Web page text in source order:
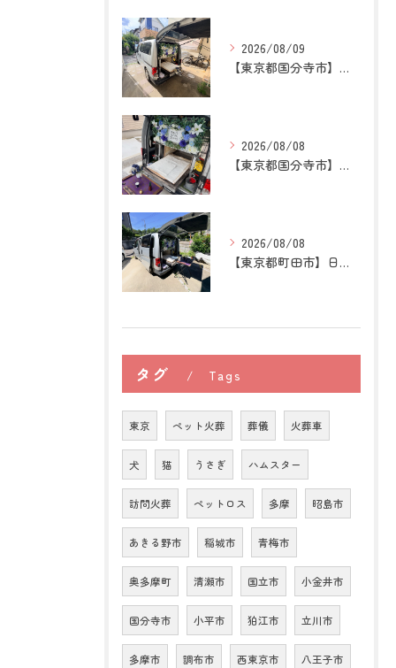
2026/08/09
【東京都国分寺市】猫の訪問ペット火葬｜煙や遺骨への不安を残さ...
2026/08/08
【東京都国分寺市】うさぎの訪問ペット火葬｜牧草を替える時間が...
2026/08/08
【東京都町田市】日本スピッツの訪問ペット火葬｜愛犬との穏やか...
タグ Tags
東京 ペット火葬 葬儀 火葬車
犬 猫 うさぎ ハムスター
訪問火葬 ペットロス 多摩 昭島市
あきる野市 稲城市 青梅市
奥多摩町 清瀬市 国立市 小金井市
国分寺市 小平市 狛江市 立川市
多摩市 調布市 西東京市 八王子市